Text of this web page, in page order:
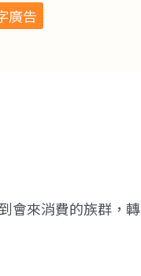
廣告
會來消費的族群，轉